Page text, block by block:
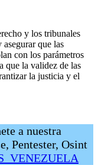
y los tribunales
asegurar que las
con los parámetros
que la validez de las
la justicia y el
a nuestra
Pentester, Osint